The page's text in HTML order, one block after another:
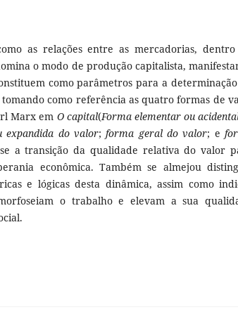
as relações entre as mercadorias,
o modo de produção capitalista,
como parâmetros para a
tomando como referência as quatro formas de
Marx em O capital(Forma elementar ou
expandida do valor;forma geral do valor; e
a transição da qualidade relativa do valor
econômica. Também se almejou
e lógicas desta dinâmica, assim como
o trabalho e elevam a sua